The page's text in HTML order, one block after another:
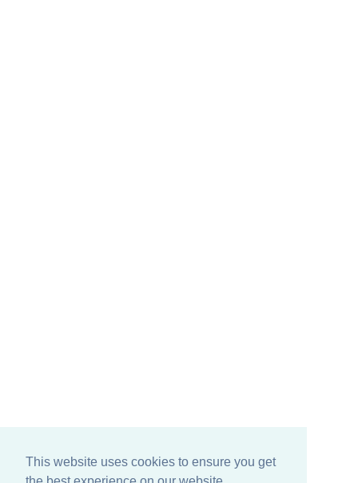
This website uses cookies to ensure you get